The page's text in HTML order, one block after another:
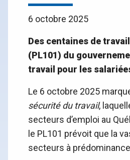
6 octobre 2025
Des centaines de
(PL101) du
travail pour les
Le 6 octobre 2025
sécurité du travail,
secteurs d’emploi au
le PL101 prévoit que la
secteurs à